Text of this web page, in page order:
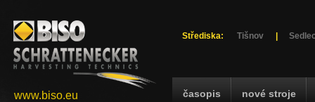
Střediska: Tišnov
časopis nové stroje
www.biso.eu